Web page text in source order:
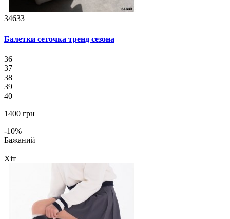
34633
Балетки сеточка тренд сезона
36
37
38
39
40
1400 грн
-10%
Бажаний
Хіт